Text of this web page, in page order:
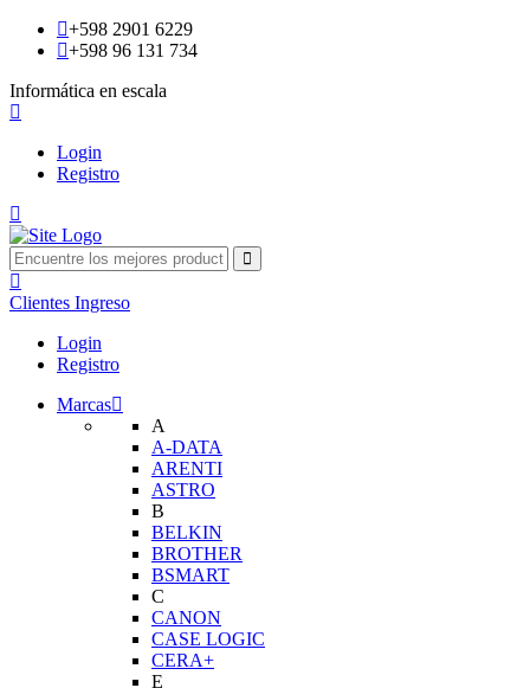
+598 2901 6229
+598 96 131 734
Informática en escala
Login
Registro
Clientes Ingreso
Login
Registro
Marcas
A
A-DATA
ARENTI
ASTRO
B
BELKIN
BROTHER
BSMART
C
CANON
CASE LOGIC
CERA+
E